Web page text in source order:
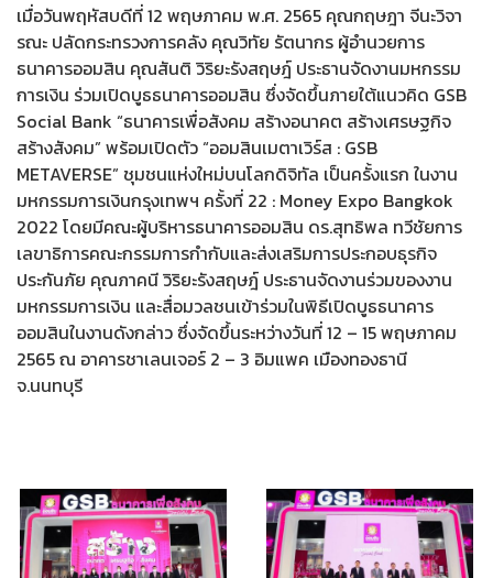
เมื่อวันพฤหัสบดีที่ 12 พฤษภาคม พ.ศ. 2565 คุณกฤษฎา จีนะวิจา
รณะ ปลัดกระทรวงการคลัง คุณวิทัย รัตนากร ผู้อำนวยการ
ธนาคารออมสิน คุณสันติ วิริยะรังสฤษฎ์ ประธานจัดงานมหกรรม
การเงิน ร่วมเปิดบูธธนาคารออมสิน ซึ่งจัดขึ้นภายใต้แนวคิด GSB
Social Bank “ธนาคารเพื่อสังคม สร้างอนาคต สร้างเศรษฐกิจ
สร้างสังคม” พร้อมเปิดตัว “ออมสินเมตาเวิร์ส : GSB
METAVERSE” ชุมชนแห่งใหม่บนโลกดิจิทัล เป็นครั้งแรก ในงาน
มหกรรมการเงินกรุงเทพฯ ครั้งที่ 22 : Money Expo Bangkok
2022 โดยมีคณะผู้บริหารธนาคารออมสิน ดร.สุทธิพล ทวีชัยการ
เลขาธิการคณะกรรมการกำกับและส่งเสริมการประกอบธุรกิจ
ประกันภัย คุณภาคนี วิริยะรังสฤษฎ์ ประธานจัดงานร่วมของงาน
มหกรรมการเงิน และสื่อมวลชนเข้าร่วมในพิธีเปิดบูธธนาคาร
ออมสินในงานดังกล่าว ซึ่งจัดขึ้นระหว่างวันที่ 12 – 15 พฤษภาคม
2565 ณ อาคารชาเลนเจอร์ 2 – 3 อิมแพค เมืองทองธานี
จ.นนทบุรี